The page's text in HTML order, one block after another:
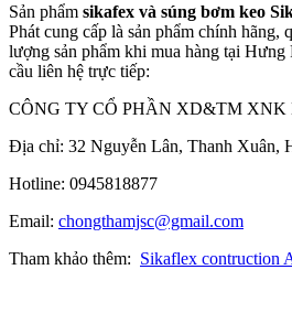
Sản phẩm sikafex và súng bơm keo
Phát cung cấp là sản phẩm chính hãng,
lượng sản phẩm khi mua hàng tại Hưng
cầu liên hệ trực tiếp:
CÔNG TY CỔ PHẦN XD&TM XNK
Địa chỉ: 32 Nguyễn Lân, Thanh Xuân,
Hotline: 0945818877
Email: chongthamjsc@gmail.com
Tham khảo thêm: Sikaflex contruction